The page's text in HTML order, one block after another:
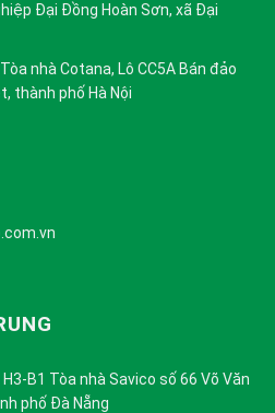
Đại Đồng Hoàn Sơn, xã Đại
nhà Cotana, Lô CC5A Bán đảo
thành phố Hà Nội
H3-B1 Tòa nhà Savico số 66 Võ Văn
phố Đà Nẵng